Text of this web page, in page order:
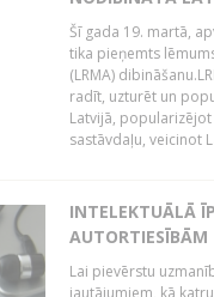
Šī gada 19. martā,
tika pieņemts
(LRMA)
radīt, uzturēt un
Latvijā,
sastāvdaļu, veicinot
INTELEKTUĀLĀ
Lai pievērstu